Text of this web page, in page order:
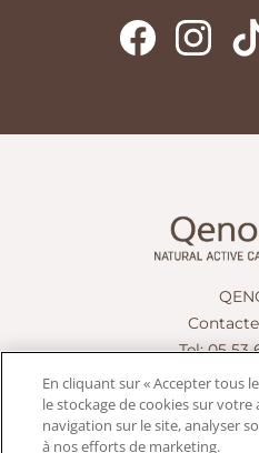
Tel: 05 53
En cliquant sur « Accepter tous
le stockage de cookies sur
navigation sur le site, analyser
à nos efforts de marketing.